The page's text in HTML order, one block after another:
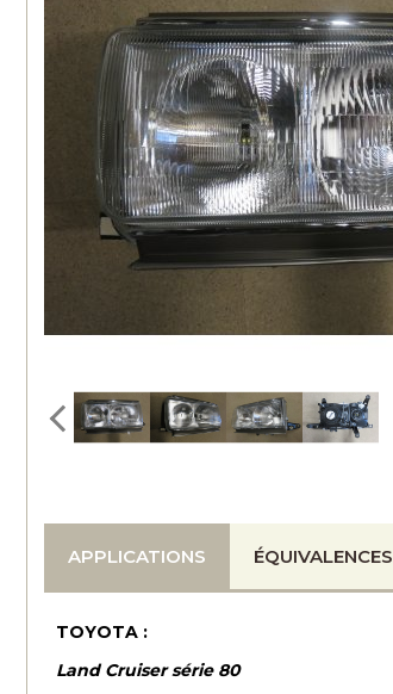
APPLICATIONS ÉQUIVALENCES
TOYOTA :
Land Cruiser série 80